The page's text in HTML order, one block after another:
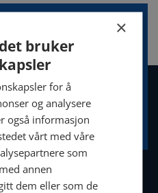
om våre
TA KONTAKT
×
bruker
for å
og analysere
også informasjon
vårt med våre
som
annen
dem eller som de